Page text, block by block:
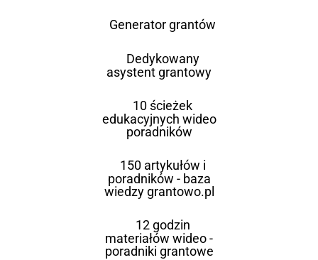
Generator grantów
Dedykowany
asystent grantowy
10 ścieżek
edukacyjnych wideo
poradników
150 artykułów i
poradników - baza
wiedzy grantowo.pl
12 godzin
materiałów wideo -
poradniki grantowe